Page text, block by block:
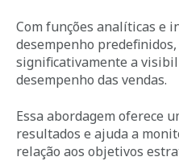
Com funções analíticas e
desempenho
significativamente a
desempenho das vendas.
Essa abordagem oferece
resultados e ajuda a
relação aos objetivos